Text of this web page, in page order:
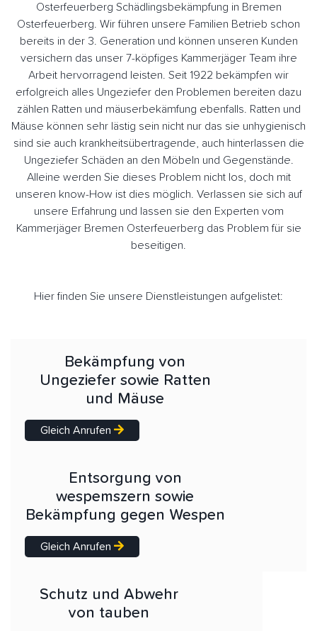
Osterfeuerberg Schädlingsbekämpfung in Bremen
Osterfeuerberg. Wir führen unsere Familien Betrieb schon
bereits in der 3. Generation und können unseren Kunden
versichern das unser 7-köpfiges Kammerjäger Team ihre
Arbeit hervorragend leisten. Seit 1922 bekämpfen wir
erfolgreich alles Ungeziefer den Problemen bereiten dazu
zählen Ratten und mäuserbekämfung ebenfalls. Ratten und
Mäuse können sehr lästig sein nicht nur das sie unhygienisch
sind sie auch krankheitsübertragende, auch hinterlassen die
Ungeziefer Schäden an den Möbeln und Gegenstände.
Alleine werden Sie dieses Problem nicht los, doch mit
unseren know-How ist dies möglich. Verlassen sie sich auf
unsere Erfahrung und lassen sie den Experten vom
Kammerjäger Bremen Osterfeuerberg das Problem für sie
beseitigen.
Hier finden Sie unsere Dienstleistungen aufgelistet:
Bekämpfung von
Ungeziefer sowie Ratten
und Mäuse
Gleich Anrufen
Entsorgung von
wespemszern sowie
Bekämpfung gegen Wespen
Gleich Anrufen
Schutz und Abwehr
von tauben